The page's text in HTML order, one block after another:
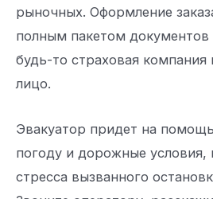
рыночных. Оформление
полным пакетом документов
будь-то страховая
лицо.
Эвакуатор придет на
погоду и дорожные условия,
стресса вызванного